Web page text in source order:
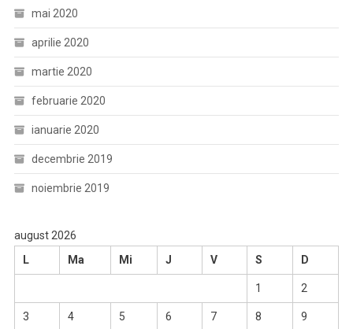
mai 2020
aprilie 2020
martie 2020
februarie 2020
ianuarie 2020
decembrie 2019
noiembrie 2019
august 2026
L
Ma Mi J V S D
1 2
3 4 5 6 7 8 9